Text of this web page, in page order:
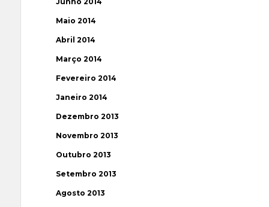
Maio 2014
Abril 2014
Março 2014
Fevereiro 2014
Janeiro 2014
Dezembro 2013
Novembro 2013
Outubro 2013
Setembro 2013
Agosto 2013